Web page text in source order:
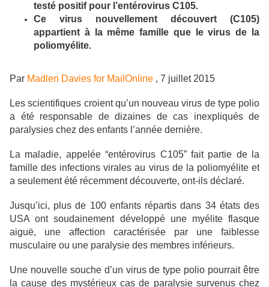
testé positif pour l’entérovirus C105.
Ce virus nouvellement découvert (C105)
appartient à la même famille que le virus de la
poliomyélite.
Par Madlen Davies for MailOnline , 7 juillet 2015
Les scientifiques croient qu’un nouveau virus de type polio
a été responsable de dizaines de cas inexpliqués de
paralysies chez des enfants l’année dernière.
La maladie, appelée “entérovirus C105” fait partie de la
famille des infections virales au virus de la poliomyélite et
a seulement été récemment découverte, ont-ils déclaré.
Jusqu’ici, plus de 100 enfants répartis dans 34 états des
USA ont soudainement développé une myélite flasque
aiguë, une affection caractérisée par une faiblesse
musculaire ou une paralysie des membres inférieurs.
Une nouvelle souche d’un virus de type polio pourrait être
la cause des mystérieux cas de paralysie survenus chez